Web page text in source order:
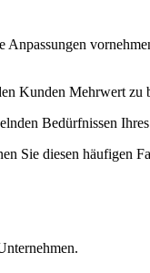
Kunden Mehrwert zu
Bedürfnissen
Sie diesen häufigen